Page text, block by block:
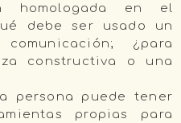
homologada en el
debe ser usado un
¿para
constructiva o una
persona puede tener
propias para